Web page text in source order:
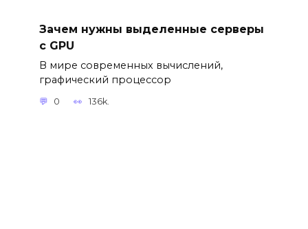
Зачем нужны выделенные серверы
с GPU
В мире современных вычислений,
графический процессор
0 136k.